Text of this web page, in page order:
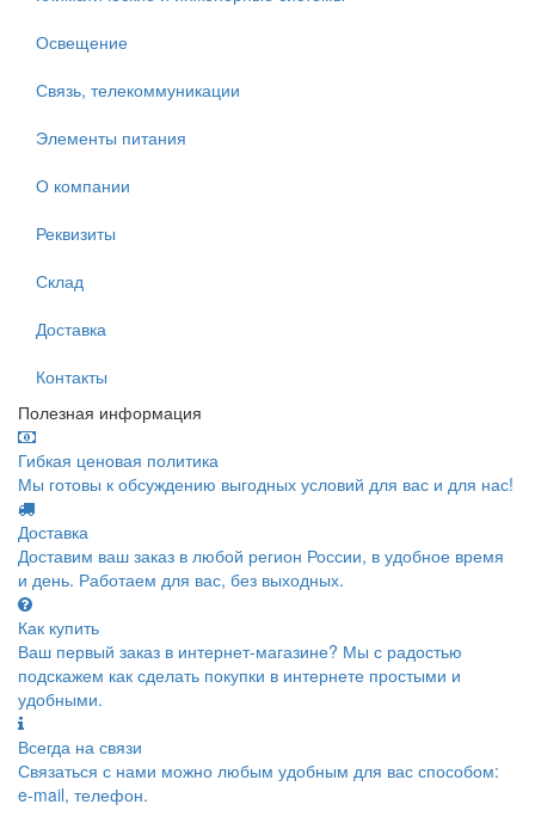
Освещение
Связь, телекоммуникации
Элементы питания
О компании
Реквизиты
Склад
Доставка
Контакты
Полезная информация
Гибкая ценовая политика
Мы готовы к обсуждению выгодных условий для вас и для нас!
Доставка
Доставим ваш заказ в любой регион России, в удобное время
и день. Работаем для вас, без выходных.
Как купить
Ваш первый заказ в интернет-магазине? Мы с радостью
подскажем как сделать покупки в интернете простыми и
удобными.
Всегда на связи
Связаться с нами можно любым удобным для вас способом:
e-mail, телефон.